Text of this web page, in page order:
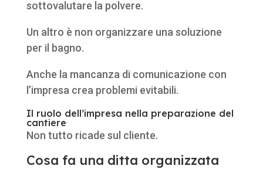
sottovalutare la polvere.
Un altro è non organizzare una soluzione
per il bagno.
Anche la mancanza di comunicazione con
l’impresa crea problemi evitabili.
Il ruolo dell’impresa nella preparazione del
cantiere
Non tutto ricade sul cliente.
Cosa fa una ditta organizzata